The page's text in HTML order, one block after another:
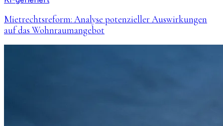
Mietrechtsreform: Analyse potenzieller Auswirkungen
auf das Wohnraumangebot